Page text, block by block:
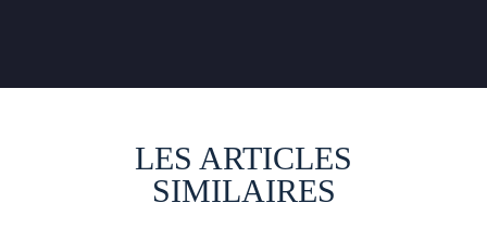
LES ARTICLES
SIMILAIRES